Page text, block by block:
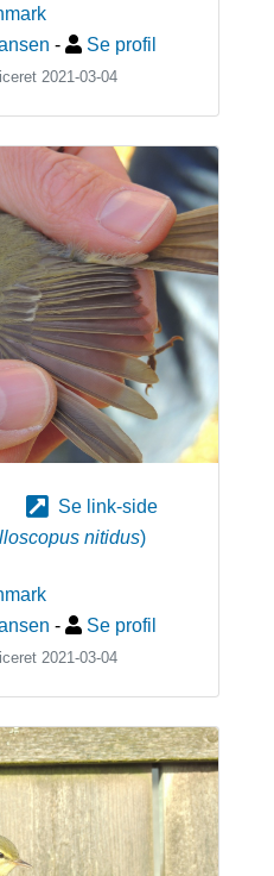
- Se profil
2021-03-04
Se link-side
nitidus)
- Se profil
2021-03-04